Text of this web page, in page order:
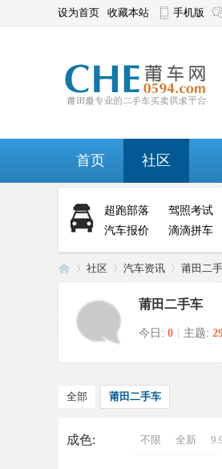
设为首页 收藏本站 手机版
首页 社区
超跑部落 驾照考试
汽车报价
滴滴拼车
社区
›
汽车资讯
›
莆田二
莆田二手车
今日: 0 主题:
全部 莆田二手车
成色: 不限 全新